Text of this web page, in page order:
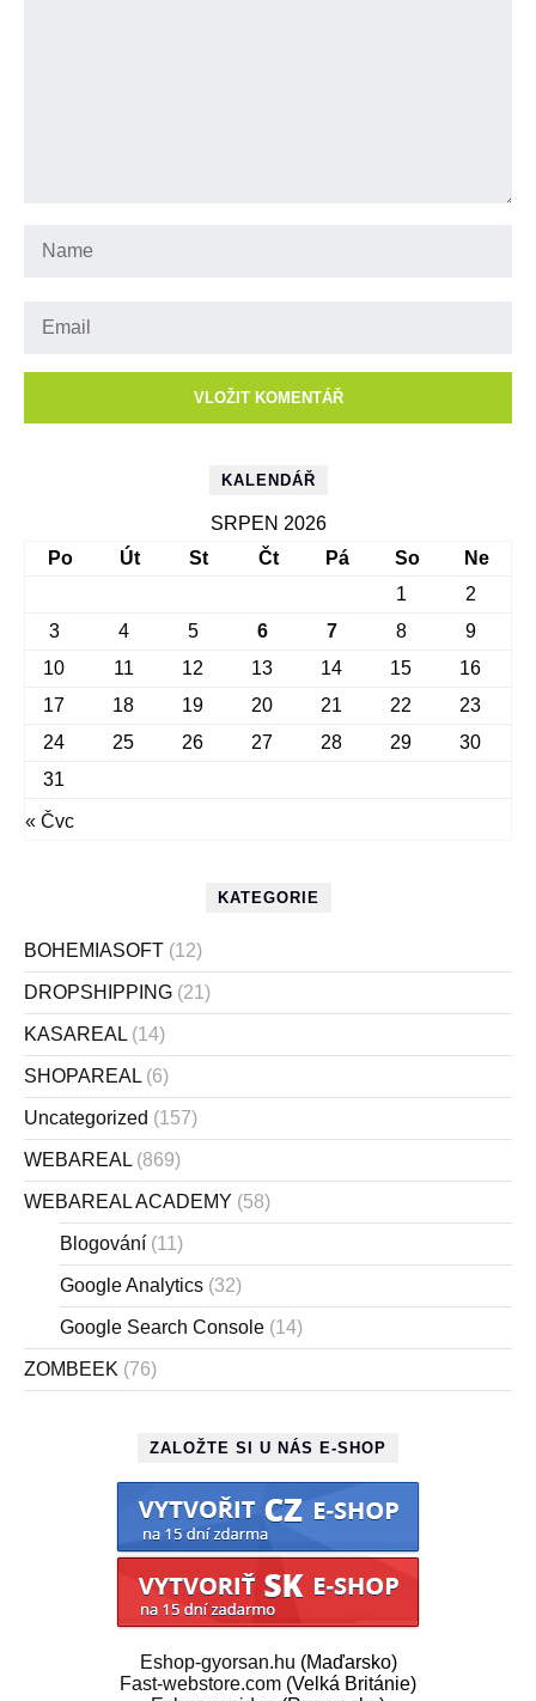
KALENDÁŘ
SRPEN 2026
Po
Út St Čt Pá So Ne
« Čvc
1
2
3
4 5 6 7 8
9
10
11 12 13 14 15
16
17
18 19 20 21 22
23
24
25 26 27 28 29
30
31
KATEGORIE
BOHEMIASOFT (12)
DROPSHIPPING (21)
KASAREAL (14)
SHOPAREAL (6)
Uncategorized (157)
WEBAREAL (869)
WEBAREAL ACADEMY (58)
Blogování (11)
Google Analytics (32)
Google Search Console (14)
ZOMBEEK (76)
ZALOŽTE SI U NÁS E-SHOP
Eshop-gyorsan.hu (Maďarsko)
Fast-webstore.com (Velká Británie)